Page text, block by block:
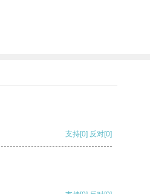
支持[0] 反对[0]